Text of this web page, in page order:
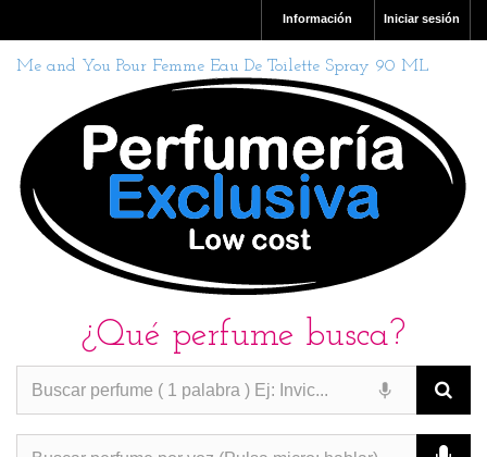
Iniciar sesión
Información
Me and You Pour Femme Eau De Toilette Spray 90 ML
¿Qué perfume busca?